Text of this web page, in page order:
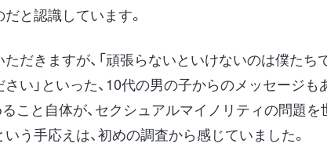
と認識しています。
だきますが、「頑張らないといけないのは僕たち
い」といった、10代の男の子からのメッセージも
こと自体が、セクシュアルマイノリティの問題を
う手応えは、初めの調査から感じていました。